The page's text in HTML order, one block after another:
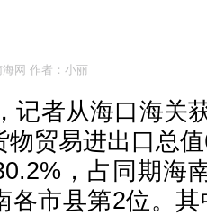
海网 作者：小丽
者从海口海关
物贸易进出口总
，占同期海
各市县第2位。